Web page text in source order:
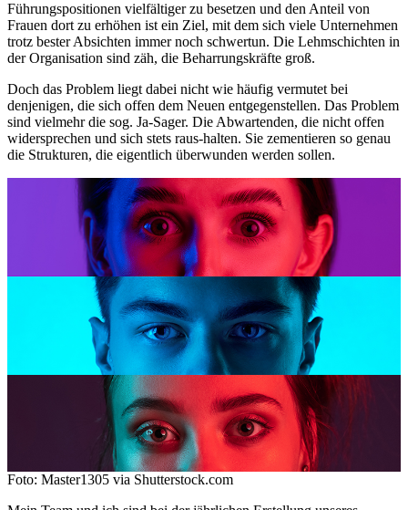
Führungspositionen vielfältiger zu besetzen und den Anteil von
Frauen dort zu erhöhen ist ein Ziel, mit dem sich viele Unternehmen
trotz bester Absichten immer noch schwertun. Die Lehmschichten in
der Organisation sind zäh, die Beharrungskräfte groß.
Doch das Problem liegt dabei nicht wie häufig vermutet bei
denjenigen, die sich offen dem Neuen entgegenstellen. Das Problem
sind vielmehr die sog. Ja-Sager. Die Abwartenden, die nicht offen
widersprechen und sich stets raus-halten. Sie zementieren so genau
die Strukturen, die eigentlich überwunden werden sollen.
Foto: Master1305 via Shutterstock.com